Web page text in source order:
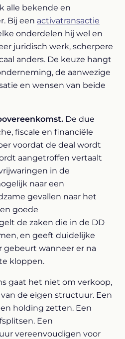
alle bekende en
Bij een activatransactie
onderdelen hij wel en
juridisch werk, scherpere
anders. De keuze hangt
de aanwezige
en wensen van beide
De due
fiscale en financiële
voordat de deal wordt
aangetroffen vertaalt
in de
naar een
gevallen naar het
goede
de zaken die in de DD
en geeft duidelijke
gebeurt wanneer er na
kloppen.
gaat het niet om verkoop,
de eigen structuur. Een
holding zetten. Een
Een
vereenvoudigen voor